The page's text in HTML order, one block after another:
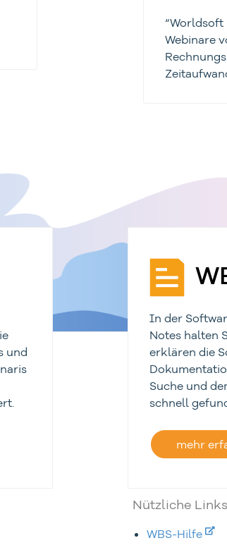
Webinare
und
In der
Notes halten
erklären die
Suche und
schnell
mehr
Nützliche Links
WBS-Hilfe